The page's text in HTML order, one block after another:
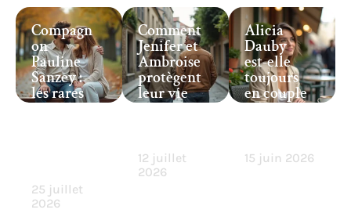
Compagn
on
Pauline
Sanzey :
les rares
confidenc
25 juillet
2026
Comment
Jenifer et
Ambroise
protègent
leur vie
privée
12 juillet
2026
Alicia
Dauby
est-elle
toujours
en couple
en 2026 ?
15 juin 2026